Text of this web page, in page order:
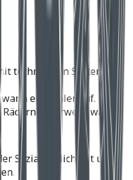
technischen Systemen,
ein Fehler auf.
unterwegs war.
Soziatauglichkeit und